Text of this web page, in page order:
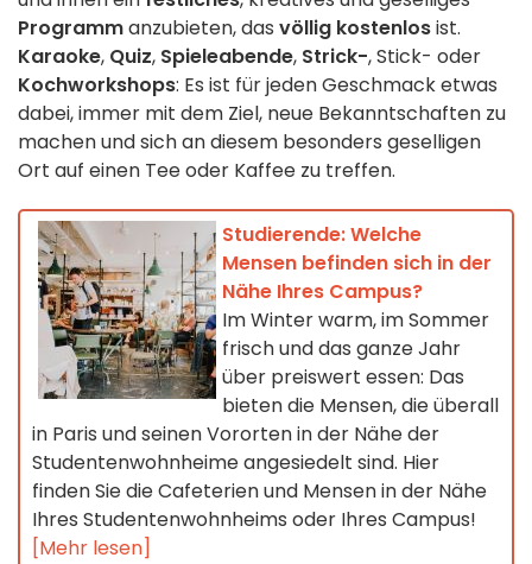
Programmanzubieten, das völlig kostenlosist.
Karaoke, Quiz, Spieleabende, Strick-, Stick- oder
Kochworkshops: Es ist für jeden Geschmack etwas
dabei, immer mit dem Ziel, neue Bekanntschaften zu
machen und sich an diesem besonders geselligen
Ort auf einen Tee oder Kaffee zu treffen.
Studierende: Welche
Mensen befinden sich in der
Nähe Ihres Campus?
Im Winter warm, im Sommer
frisch und das ganze Jahr
über preiswert essen: Das
bieten die Mensen, die überall
in Paris und seinen Vororten in der Nähe der
Studentenwohnheime angesiedelt sind. Hier
finden Sie die Cafeterien und Mensen in der Nähe
Ihres Studentenwohnheims oder Ihres Campus!
[Mehr lesen]